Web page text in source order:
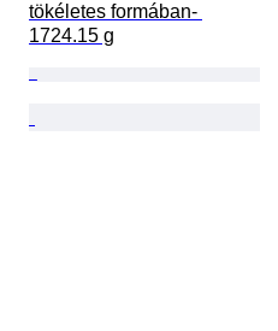
tökéletes formában-
1724.15 g